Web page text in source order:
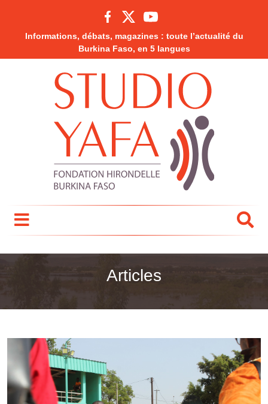
Informations, débats, magazines : toute l’actualité du
Burkina Faso, en 5 langues
Articles